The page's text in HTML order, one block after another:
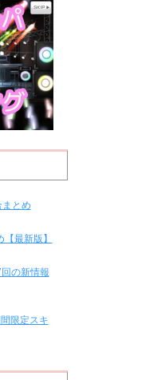
とめ
最新版】
の新情報
限定スキ